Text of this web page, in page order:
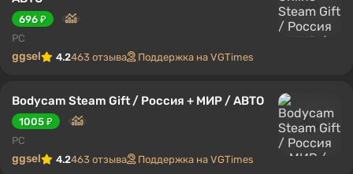
696 ₽
PC
ggsel 4.2463 отзыва Поддержка на VGTimes
Bodycam Steam Gift / Россия + МИР / АВТО
1005 ₽
PC
ggsel 4.2463 отзыва Поддержка на VGTimes